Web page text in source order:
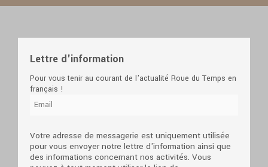
Lettre d'information
Pour vous tenir au courant de l'actualité Roue du Temps en
français !
Votre adresse de messagerie est uniquement utilisée
pour vous envoyer notre lettre d'information ainsi que
des informations concernant nos activités. Vous